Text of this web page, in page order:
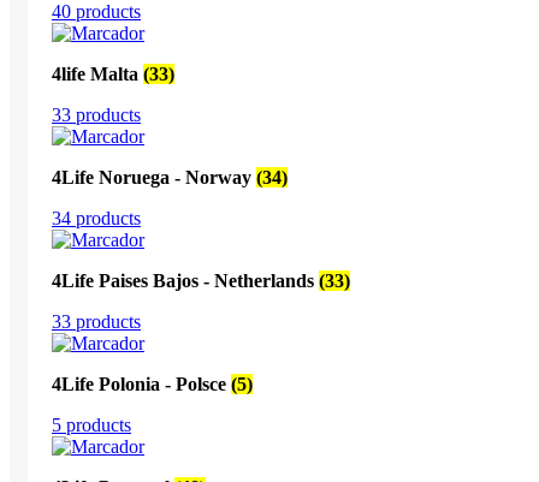
40 products
4life Malta (33)
33 products
4Life Noruega - Norway (34)
34 products
4Life Paises Bajos - Netherlands (33)
33 products
4Life Polonia - Polsce (5)
5 products